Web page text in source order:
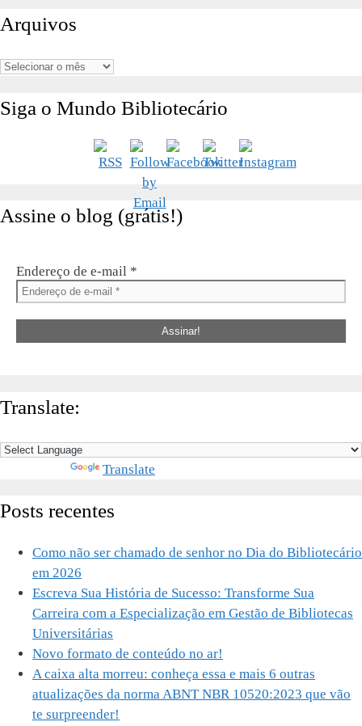
Arquivos
Arquivos
Siga o Mundo Bibliotecário
Assine o blog (grátis!)
Endereço de e-mail *
Translate:
Translate
Posts recentes
Como não ser chamado de senhor no Dia do Bibliotecário
em 2026
Escreva Sua História de Sucesso: Transforme Sua
Carreira com a Especialização em Gestão de Bibliotecas
Universitárias
Novo formato de conteúdo no ar!
A caixa alta morreu: conheça essa e mais 6 outras
atualizações da norma ABNT NBR 10520:2023 que vão
te surpreender!